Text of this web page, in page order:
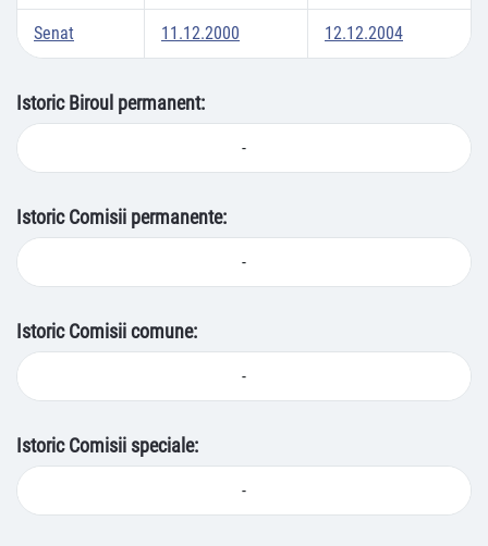
Senat 11.12.2000 12.12.2004
Istoric Biroul permanent:
-
Istoric Comisii permanente:
-
Istoric Comisii comune:
-
Istoric Comisii speciale:
-